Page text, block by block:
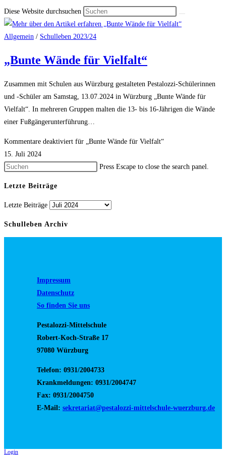
Diese Website durchsuchen
Allgemein / Schulleben 2023/24
„Bunte Wände für Vielfalt“
Zusammen mit Schulen aus Würzburg gestalteten Pestalozzi-Schülerinnen
und -Schüler am Samstag, 13.07.2024 in Würzburg „Bunte Wände für
Vielfalt“. In mehreren Gruppen malten die 13- bis 16-Jährigen die Wände
einer Fußgängerunterführung…
Kommentare deaktiviert für „Bunte Wände für Vielfalt“
15. Juli 2024
Press Escape to close the search panel.
Letzte Beiträge
Letzte Beiträge
Schulleben Archiv
Impressum
Datenschutz
So finden Sie uns
Pestalozzi-Mittelschule
Robert-Koch-Straße 17
97080 Würzburg
Telefon: 0931/2004733
Krankmeldungen: 0931/2004747
Fax: 0931/2004750
E-Mail: sekretariat@pestalozzi-mittelschule-wuerzburg.de
Login